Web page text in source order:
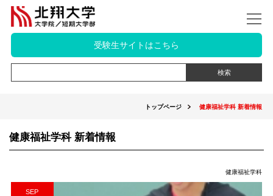
受験生サイトはこちら
トップページ 健康福祉学科 新着情報
健康福祉学科 新着情報
健康福祉学科
SEP